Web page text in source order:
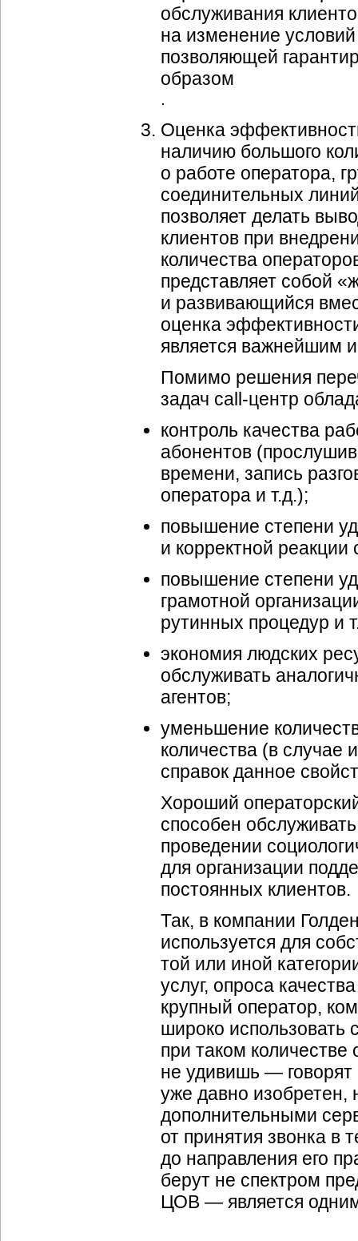
обслуживания
на изменение
позволяющей
образом
.
Оценка
наличию большого
о работе оператора,
соединительных
позволяет делать
клиентов при
количества
представляет собой
и развивающийся
оценка
является важнейшим
Помимо решения
задач call-центр
контроль качества
абонентов
времени, запись
оператора и т.д.);
повышение степени
и корректной
повышение степени
грамотной
рутинных процедур и
экономия людских
обслуживать
агентов;
уменьшение
количества (в случае
справок данное
Хороший
способен
проведении
для организации
постоянных клиентов.
Так, в компании
используется для
той или иной
услуг, опроса
крупный оператор,
широко использовать
при таком
не удивишь —
уже давно изобретен,
дополнительными
от принятия звонка в
до направления его
берут не спектром
ЦОВ — является